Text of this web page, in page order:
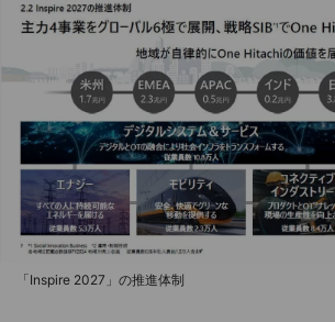
「Inspire 2027」の推進体制